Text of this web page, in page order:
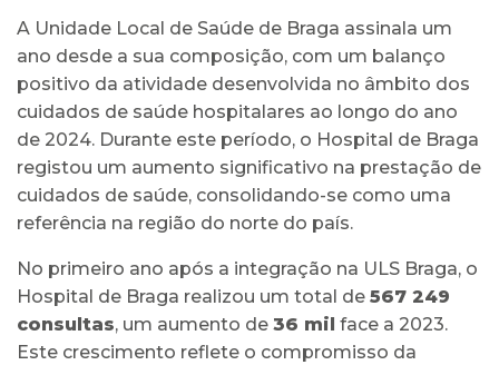
A Unidade Local de Saúde de Braga assinala um
ano desde a sua composição, com um balanço
positivo da atividade desenvolvida no âmbito dos
cuidados de saúde hospitalares ao longo do ano
de 2024. Durante este período, o Hospital de Braga
registou um aumento significativo na prestação de
cuidados de saúde, consolidando-se como uma
referência na região do norte do país.
No primeiro ano após a integração na ULS Braga, o
Hospital de Braga realizou um total de 567 249
consultas, um aumento de 36 mil face a 2023.
Este crescimento reflete o compromisso da